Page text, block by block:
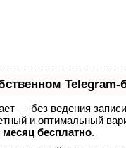
Telegram-
— без ведения
и оптимальный
бесплатно.